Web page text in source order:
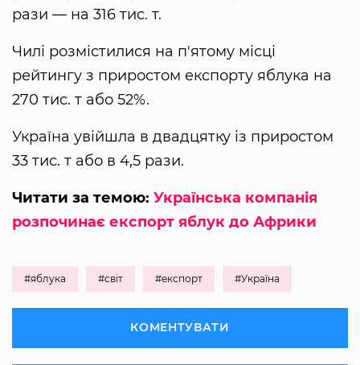
рази — на 316 тис. т.
Чилі розмістилися на п'ятому місці
рейтингу з приростом експорту яблука на
270 тис. т або 52%.
Україна увійшла в двадцятку із приростом
33 тис. т або в 4,5 рази.
Читати за темою: Українська компанія
розпочинає експорт яблук до Африки
#яблука #світ #експорт #Україна
КОМЕНТУВАТИ